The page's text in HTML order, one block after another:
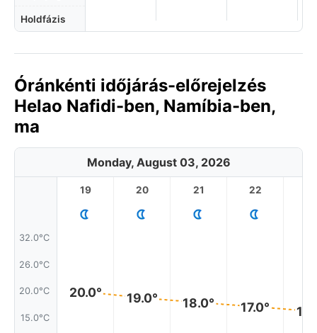
Holdfázis
Óránkénti időjárás-előrejelzés
Helao Nafidi-ben, Namíbia-ben,
ma
Monday, August 03, 2026
32.0°C
26.0°C
20.0°C
15.0°C
19
20.0°
20
19.0°
21
18.0°
22
17.0°